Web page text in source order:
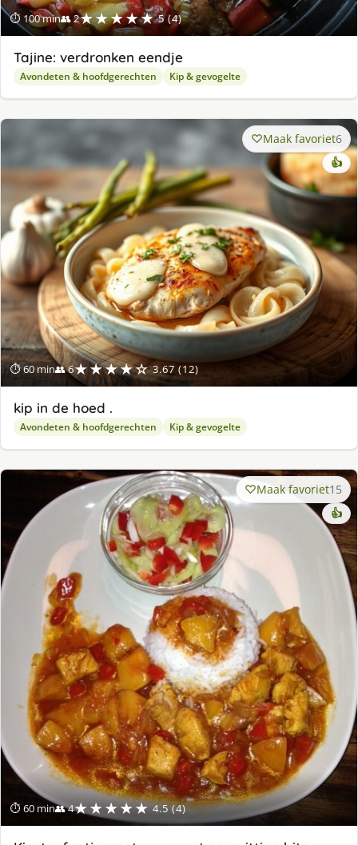
⏱ 100 min👥 2★★★★★ 5 (4)
Tajine: verdronken eendje
Avondeten & hoofdgerechten Kip & gevogelte
⏱ 60 min👥 6★★★★☆ 3.67 (12)
Maak favoriet6
👍
kip in de hoed .
Avondeten & hoofdgerechten Kip & gevogelte
⏱ 60 min👥 4★★★★★ 4.5 (4)
Maak favoriet15
👍